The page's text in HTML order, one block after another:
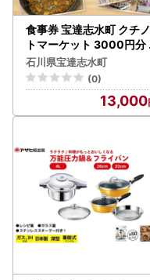
食事券 宝達志水町 クチノ
トマーケット 3000円分
お食事券
石川県宝達志水町
(0)
13,000